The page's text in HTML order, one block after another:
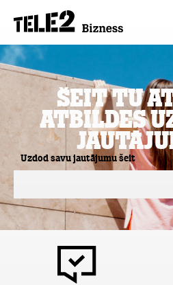
Šeit Tu
atbildes
Uzdod savu jautājumu šeit